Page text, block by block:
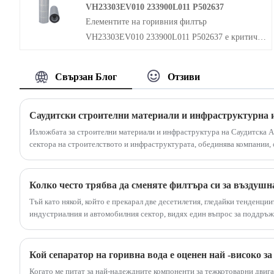
хидравличната система за най -критичния
компонент, който е защитен, като помпи и
двигатели.
VH23303EV010 233900L011 P502637
Елементите на горивния филтър
VH23303EV010 233900L011 P502637 е критичен
осигуряване на чистото гориво достига до
двигателя за оптимална работа. Тъй като
горивото се черпи от резервоара за гориво и се
доставя на двигателя, то може да съдържа
различни замърсители, които могат да повлияят
неблагоприятно върху горивната система и
проектиран да улавя тези замърсители и да им
попречи да достигнат до двигателя, като по
този начин го предпазват от потенциални щети.
Свързан Блог Отзиви
Изложбата за строителни материали и инфраструктура на Саудитска
сектора на строителството и инфраструктурата, обединява
Колко често трябва да сменяте филтъра си за
Тъй като някой, който е прекарал две десетилетия, гледайки
индустриалния и автомобилния сектор, видях един въпрос за
поддържа всичко да работи гладко. Този въпрос е, колко често
на въздуха. Отговорът, научих, че рядко е просто число. Това е
оборудване, вашата среда и ангажираността ви за ефективност.
Кой сепаратор на горивна вода е оценен най -високо
Когато ме питат за най-надеждните компоненти за тежкотоварни